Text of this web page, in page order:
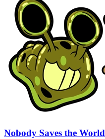
Nobody Saves the World